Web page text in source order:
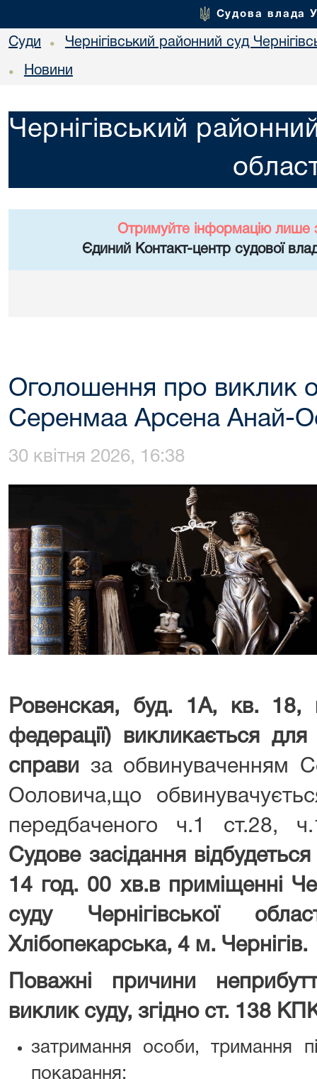
Судова влада
Суди • Чернігівський районний суд
• Новини
Чернігівський
Отримуйте інформацію лише
Єдиний Контакт-центр судової
Оголошення про виклик
Серенмаа Арсена Анай-
30 квітня 2026, 16:38
Ровенская, буд. 1А, кв. 18,
федерації) викликається для
справи
за обвинуваченням
Ооловича,що
передбаченого ч.1 ст.28,
Судове засідання
14 год. 00 хв. в приміщенні
суду Чернігівської
Хлібопекарська, 4 м. Чернігів.
Поважні причини
виклик суду, згідно ст. 138
затримання особи, тримання
покарання;